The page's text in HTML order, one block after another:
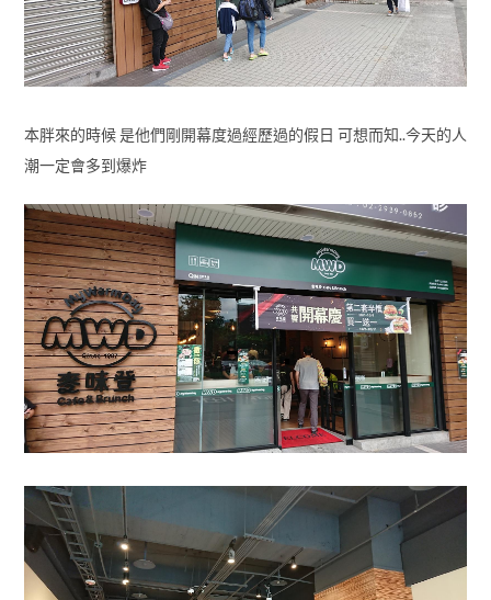
本胖來的時候 是他們剛開幕度過經歷過的假日 可想而知..今天的人
潮一定會多到爆炸